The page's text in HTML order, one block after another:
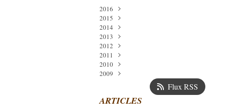
2016
Janvier
2015
Décembre
Juillet
Avril
Mars
Février
2014
Décembre
Novembre
Octobre
Septembre
Août
Mai(2)
2013
Décembre
Octobre
Septembre
Août
Mai(11)
2012
Décembre
Novembre
Octobre
Juillet(11)
2011
Décembre
Novembre
Août(15)
2010
Décembre
Septembre(15)
2009
Octobre(16)
Flux RSS
ARTICLES